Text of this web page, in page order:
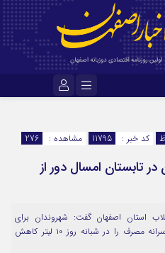
کد خبر : 11795 مشاهده : 276
تابستان امسال دور از
استان اصفهان گفت: شهروندان برای
جلوگیری از افت فشار آب در تابستان، سرانه مصرف را در شبانه روز ۱۰ لیتر کاهش